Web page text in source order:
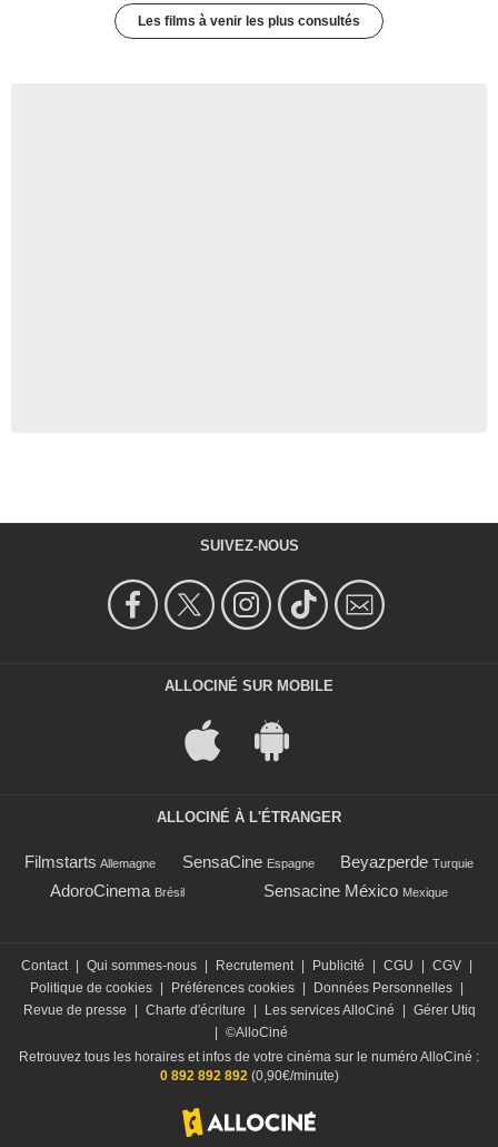
Les films à venir les plus consultés
SUIVEZ-NOUS
ALLOCINÉ SUR MOBILE
ALLOCINÉ À L'ÉTRANGER
Filmstarts Allemagne SensaCine Espagne Beyazperde Turquie
AdoroCinema Brésil Sensacine México Mexique
Contact Qui sommes-nous Recrutement Publicité CGU CGV
Politique de cookies
Préférences cookies Données Personnelles
Revue de presse
Charte d'écriture Les services AlloCiné
Gérer Utiq
©AlloCiné
Retrouvez tous les horaires et infos de votre cinéma sur le numéro AlloCiné :
0 892 892 892(0,90€/minute)